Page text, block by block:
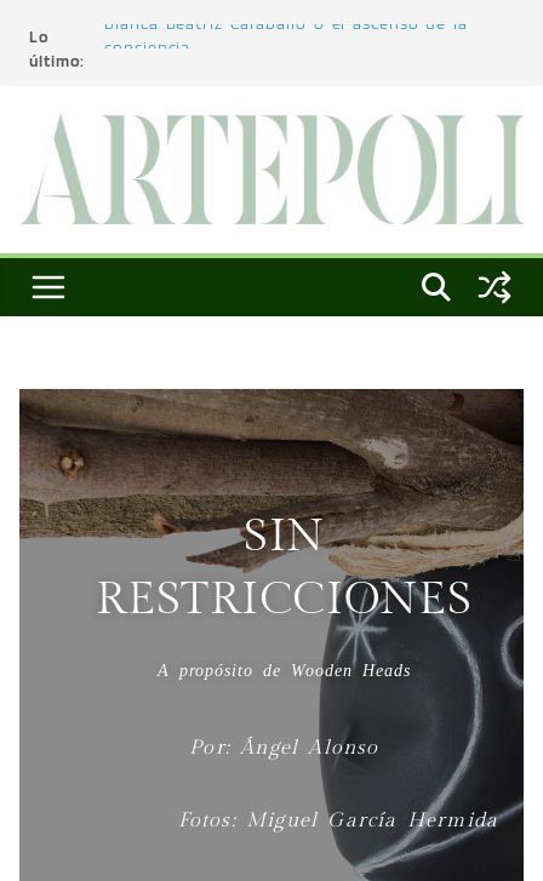
Lo
último:
La Roldana: el descanso imposible de una
escultora excepcional
Utopías de un viajero
SIN
RESTRICCIONES
A propósito de Wooden Heads
Por: Ángel Alonso
Fotos: Miguel García Hermida